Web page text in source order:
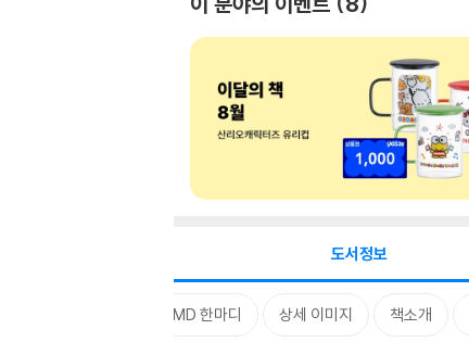
도서정보
MD 한마디 상세 이미지 책소개